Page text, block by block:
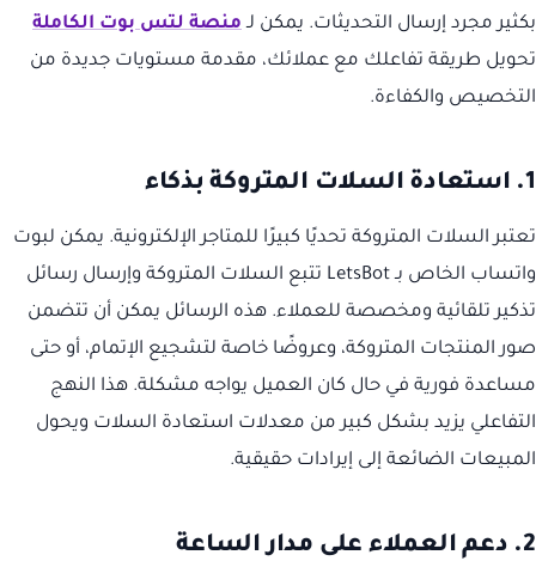
بكثير مجرد إرسال التحديثات. يمكن لـمنصة لتس بوت الكاملة
تحويل طريقة تفاعلك مع عملائك، مقدمة مستويات جديدة من
التخصيص والكفاءة.
1. استعادة السلات المتروكة بذكاء
تعتبر السلات المتروكة تحديًا كبيرًا للمتاجر الإلكترونية. يمكن لبوت
واتساب الخاص بـ LetsBot تتبع السلات المتروكة وإرسال رسائل
تذكير تلقائية ومخصصة للعملاء. هذه الرسائل يمكن أن تتضمن
صور المنتجات المتروكة، وعروضًا خاصة لتشجيع الإتمام، أو حتى
مساعدة فورية في حال كان العميل يواجه مشكلة. هذا النهج
التفاعلي يزيد بشكل كبير من معدلات استعادة السلات ويحول
المبيعات الضائعة إلى إيرادات حقيقية.
2. دعم العملاء على مدار الساعة